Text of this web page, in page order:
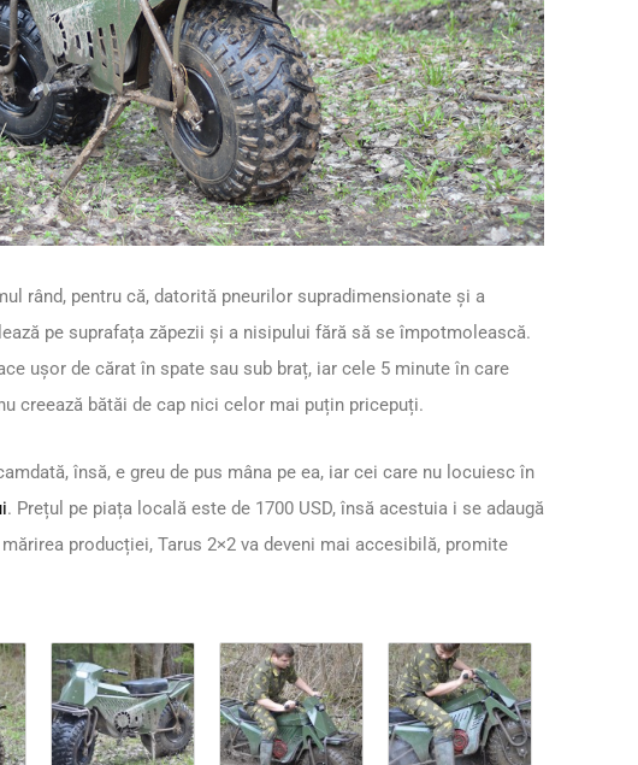
rând, pentru că, datorită pneurilor supradimensionate și a
pe suprafața zăpezii și a nisipului fără să se împotmolească.
ușor de cărat în spate sau sub braț, iar cele 5 minute în care
creează bătăi de cap nici celor mai puțin pricepuți.
însă, e greu de pus mâna pe ea, iar cei care nu locuiesc în
. Prețul pe piața locală este de 1700 USD, însă acestuia i se adaugă
producției, Tarus 2×2 va deveni mai accesibilă, promite